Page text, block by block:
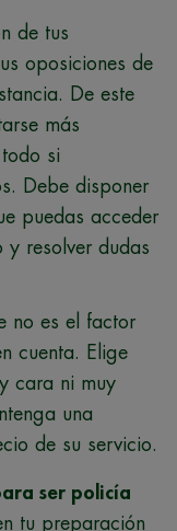
de tus
oposiciones de
De este
más
si
Debe disponer
puedas acceder
y resolver dudas
no es el factor
cuenta. Elige
cara ni muy
una
de su servicio.
ser policía
tu preparación